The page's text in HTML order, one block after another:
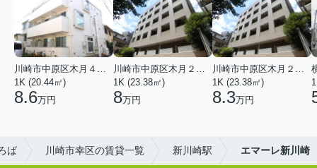
川崎市中原区木月４丁目
1K (20.44㎡)
8.6万円
川崎市中原区木月２丁目
1K (23.38㎡)
8万円
川崎市中原区木月２丁目
1K (23.38㎡)
8.3万円
ば 川崎市幸区の賃貸一覧 新川崎駅 エマーレ新川崎